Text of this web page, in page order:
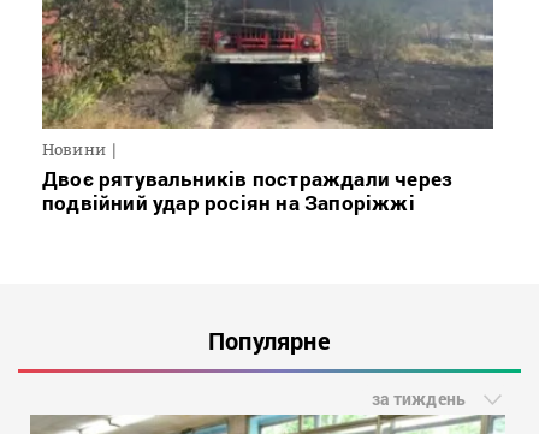
Новини
Двоє рятувальників постраждали через
подвійний удар росіян на Запоріжжі
Популярне
за тиждень